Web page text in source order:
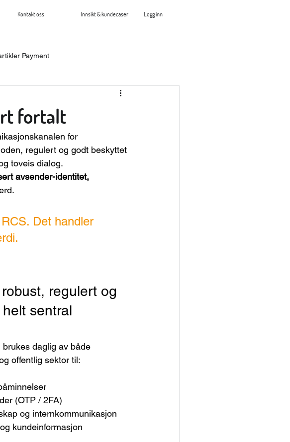
Kontakt oss Innsikt & kundecaser Logg inn
Payment
fortalt
for
regulert og godt beskyttet
toveis dialog.
avsender-identitet,
Det handler
regulert og
sentral
brukes daglig av både
offentlig sektor til:
(OTP / 2FA)
og internkommunikasjon
kundeinformasjon